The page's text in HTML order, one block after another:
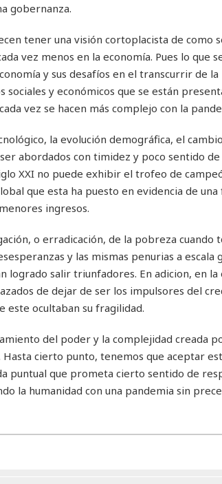
gobernanza.
tener una visión cortoplacista de como
vez menos en la economía. Pues lo que
y sus desafíos en el transcurrir de
y económicos que se están
vez se hacen más complejo con la
la evolución demográfica, el
abordados con timidez y poco sentido
XXI no puede exhibir el trofeo de
que esta ha puesto en evidencia de
ingresos.
o erradicación, de la pobreza cuando
y las mismas penurias a
logrado salir triunfadores. En adicion, en la
de dejar de ser los impulsores del
este ocultaban su fragilidad.
del poder y la complejidad creada
cierto punto, tenemos que aceptar
puntual que prometa cierto sentido de
la humanidad con una pandemia sin